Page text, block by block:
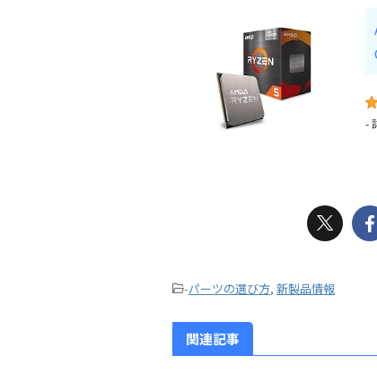
-
-パーツの選び方, 新製品情報
関連記事